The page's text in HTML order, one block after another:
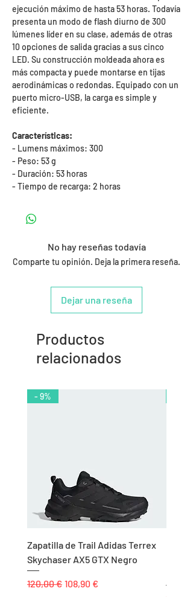
ejecución máximo de hasta 53 horas. Todavía
presenta un modo de flash diurno de 300
lúmenes líder en su clase, además de otras
10 opciones de salida gracias a sus cinco
LED. Su construcción moldeada ahora es
más compacta y puede montarse en tijas
aerodinámicas o redondas. Equipado con un
puerto micro-USB, la carga es simple y
eficiente.
Características:
- Lumens máximos: 300
- Peso: 53 g
- Duración: 53 horas
- Tiempo de recarga: 2 horas
No hay reseñas todavía
Comparte tu opinión. Deja la primera reseña.
Dejar una reseña
Productos
relacionados
- 9%
Zapatilla de Trail Adidas Terrex
Skychaser AX5 GTX Negro
Precio
120,00 € Precio de oferta
108,90 €